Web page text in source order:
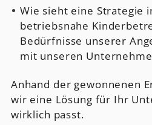
Wie sieht eine Strategie
betriebsnahe
Bedürfnisse unserer
mit unseren
Anhand der gewonnenen
wir eine Lösung für Ihr
wirklich passt.